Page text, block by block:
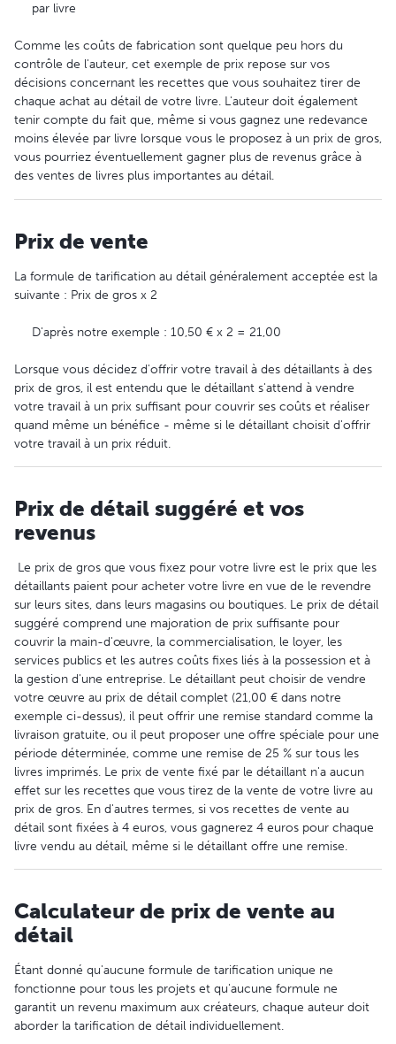
par livre
Comme les coûts de fabrication sont quelque peu hors du
contrôle de l'auteur, cet exemple de prix repose sur vos
décisions concernant les recettes que vous souhaitez tirer de
chaque achat au détail de votre livre. L'auteur doit également
tenir compte du fait que, même si vous gagnez une redevance
moins élevée par livre lorsque vous le proposez à un prix de gros,
vous pourriez éventuellement gagner plus de revenus grâce à
des ventes de livres plus importantes au détail.
Prix de vente
La formule de tarification au détail généralement acceptée est la
suivante : Prix de gros x 2
D'après notre exemple : 10,50 € x 2 = 21,00
Lorsque vous décidez d'offrir votre travail à des détaillants à des
prix de gros, il est entendu que le détaillant s'attend à vendre
votre travail à un prix suffisant pour couvrir ses coûts et réaliser
quand même un bénéfice - même si le détaillant choisit d'offrir
votre travail à un prix réduit.
Prix de détail suggéré et vos
revenus
Le prix de gros que vous fixez pour votre livre est le prix que les
détaillants paient pour acheter votre livre en vue de le revendre
sur leurs sites, dans leurs magasins ou boutiques. Le prix de détail
suggéré comprend une majoration de prix suffisante pour
couvrir la main-d'œuvre, la commercialisation, le loyer, les
services publics et les autres coûts fixes liés à la possession et à
la gestion d'une entreprise. Le détaillant peut choisir de vendre
votre œuvre au prix de détail complet (21,00 € dans notre
exemple ci-dessus), il peut offrir une remise standard comme la
livraison gratuite, ou il peut proposer une offre spéciale pour une
période déterminée, comme une remise de 25 % sur tous les
livres imprimés. Le prix de vente fixé par le détaillant n'a aucun
effet sur les recettes que vous tirez de la vente de votre livre au
prix de gros. En d'autres termes, si vos recettes de vente au
détail sont fixées à 4 euros, vous gagnerez 4 euros pour chaque
livre vendu au détail, même si le détaillant offre une remise.
Calculateur de prix de vente au
détail
Étant donné qu'aucune formule de tarification unique ne
fonctionne pour tous les projets et qu'aucune formule ne
garantit un revenu maximum aux créateurs, chaque auteur doit
aborder la tarification de détail individuellement.